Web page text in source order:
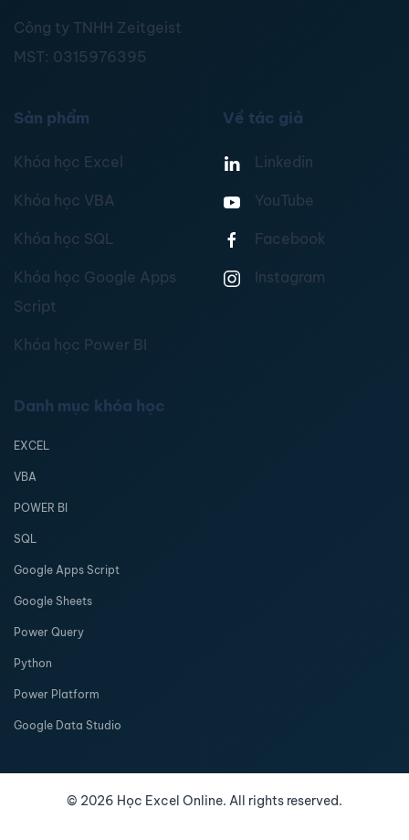
Công ty TNHH Zeitgeist
MST: 0315976395
Sản phẩm
Khóa học Excel
Khóa học VBA
Khóa học SQL
Khóa học Google Apps
Script
Khóa học Power BI
Về tác giả
Linkedin
YouTube
Facebook
Instagram
Danh mục khóa học
EXCEL
VBA
POWER BI
SQL
Google Apps Script
Google Sheets
Power Query
Python
Power Platform
Google Data Studio
© 2026 Học Excel Online. All rights reserved.